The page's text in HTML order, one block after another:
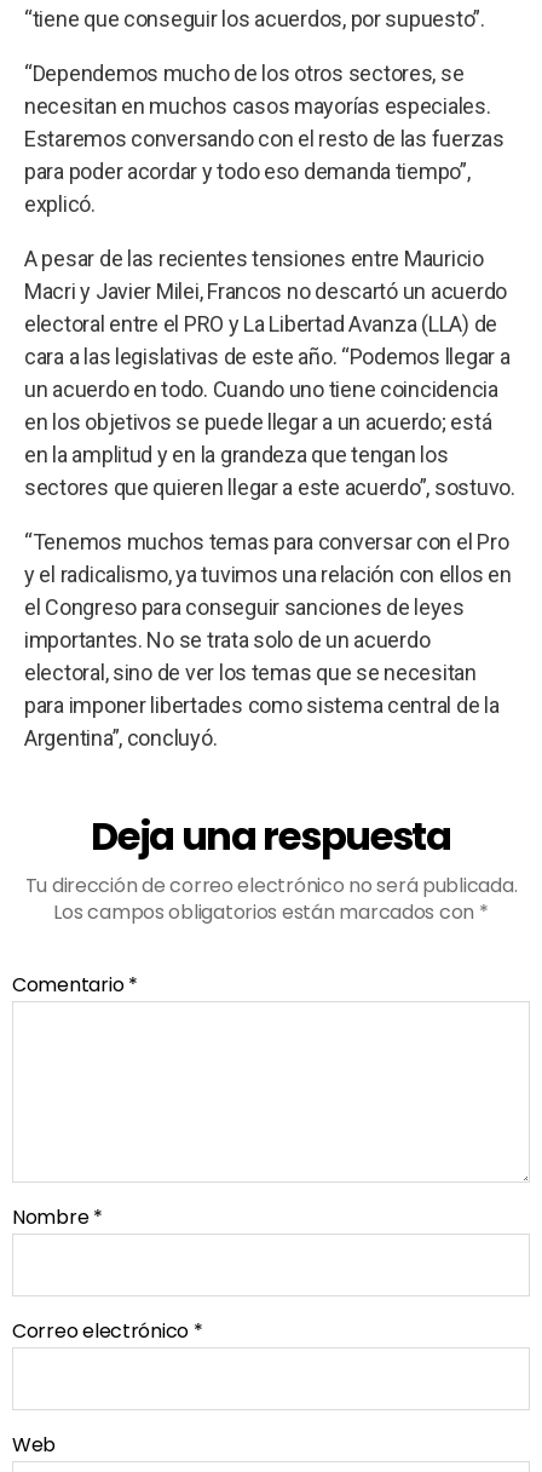
“tiene que conseguir los acuerdos, por supuesto”.
“Dependemos mucho de los otros sectores, se
necesitan en muchos casos mayorías especiales.
Estaremos conversando con el resto de las fuerzas
para poder acordar y todo eso demanda tiempo”,
explicó.
A pesar de las recientes tensiones entre Mauricio
Macri y Javier Milei, Francos no descartó un acuerdo
electoral entre el PRO y La Libertad Avanza (LLA) de
cara a las legislativas de este año. “Podemos llegar a
un acuerdo en todo. Cuando uno tiene coincidencia
en los objetivos se puede llegar a un acuerdo; está
en la amplitud y en la grandeza que tengan los
sectores que quieren llegar a este acuerdo”, sostuvo.
“Tenemos muchos temas para conversar con el Pro
y el radicalismo, ya tuvimos una relación con ellos en
el Congreso para conseguir sanciones de leyes
importantes. No se trata solo de un acuerdo
electoral, sino de ver los temas que se necesitan
para imponer libertades como sistema central de la
Argentina”, concluyó.
Deja una respuesta
Tu dirección de correo electrónico no será publicada.
Los campos obligatorios están marcados con *
Comentario*
Nombre*
Correo electrónico *
Web